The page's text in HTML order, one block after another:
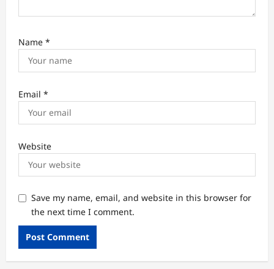
Name *
Email *
Website
Save my name, email, and website in this browser for
the next time I comment.